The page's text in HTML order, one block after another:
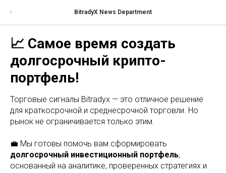
BitradyX News Department
📈 Самое время создать
долгосрочный крипто-
портфель!
Торговые сигналы Bitradyx — это отличное решение
для краткосрочной и среднесрочной торговли. Но
рынок не ограничивается только этим.
💼 Мы готовы помочь вам сформировать
долгосрочный инвестиционный портфель,
основанный на аналитике, проверенных стратегиях и